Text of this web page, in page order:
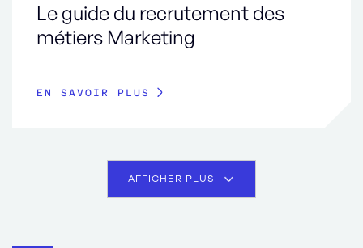
Le guide du recrutement des
métiers Marketing
EN SAVOIR PLUS
AFFICHER PLUS